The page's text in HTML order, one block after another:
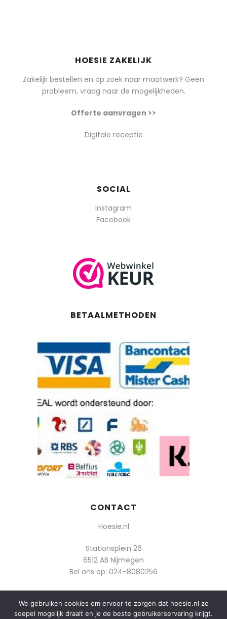
HOESIE ZAKELIJK
Zakelijk bestellen en op zoek naar maatwerk? Geen
probleem, vraag naar de mogelijkheden.
Offerte aanvragen >>
Digitale receptie
SOCIAL
Instagram
Facebook
BETAALMETHODEN
CONTACT
Hoesie.nl
Stationsplein 26
6512 AB Nijmegen
Bel ons op: 024-8080256
Of mail: info@hoesie.nl
We gebruiken cookies om ervoor te zorgen dat hoesie.nl zo
soepel mogelijk draait en je de beste gebruikerservaring krijgt.